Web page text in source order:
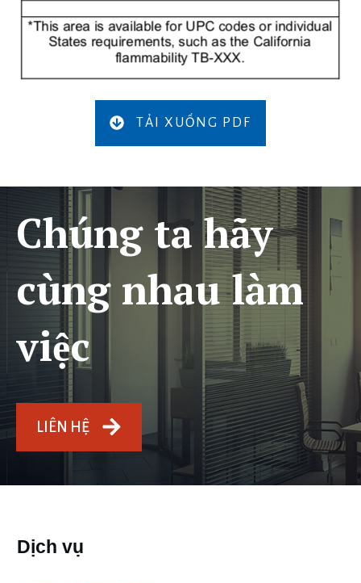
TẢI XUỐNG PDF
Chúng ta hãy
cùng nhau làm
việc
LIÊN HỆ
Dịch vụ